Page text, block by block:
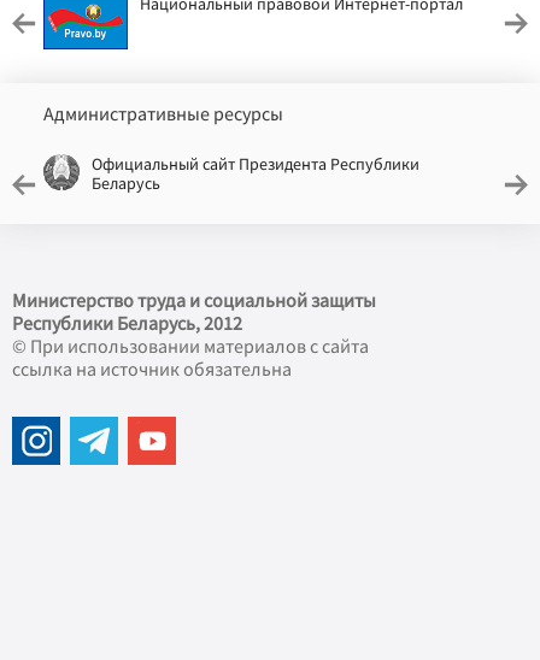
Административные ресурсы
Официальный сайт Президента Республики
Беларусь
Министерство труда и социальной защиты
Республики Беларусь, 2012
© При использовании материалов с сайта
ссылка на источник обязательна